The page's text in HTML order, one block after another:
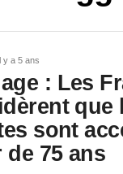
Il y a 5 ans
: Les
que
sont
de 75 ans